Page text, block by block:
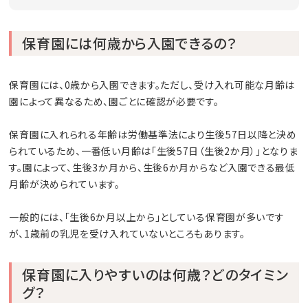
保育園には何歳から入園できるの？
保育園には、0歳から入園できます。ただし、受け入れ可能な月齢は
園によって異なるため、園ごとに確認が必要です。
保育園に入れられる年齢は労働基準法により生後57日以降と決め
られているため、一番低い月齢は「生後57日（生後2か月）」となりま
す。園によって、生後3か月から、生後6か月からなど入園できる最低
月齢が決められています。
一般的には、「生後6か月以上から」としている保育園が多いです
が、1歳前の乳児を受け入れていないところもあります。
保育園に入りやすいのは何歳？どのタイミン
グ？